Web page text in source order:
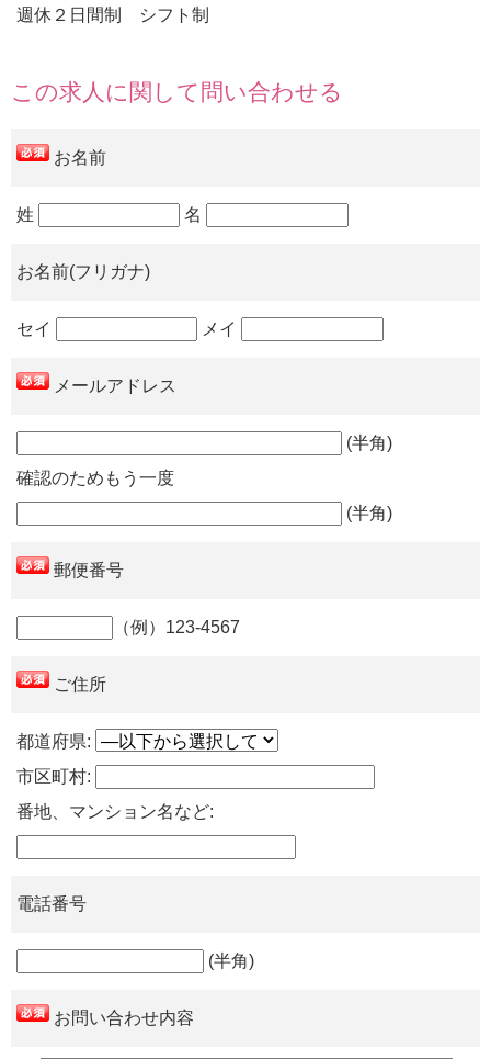
週休２日間制 シフト制
この求人に関して問い合わせる
お名前
姓 名
お名前(フリガナ)
セイ メイ
メールアドレス
(半角)
確認のためもう一度
(半角)
郵便番号
（例）123-4567
ご住所
都道府県:
市区町村:
番地、マンション名など:
電話番号
(半角)
お問い合わせ内容